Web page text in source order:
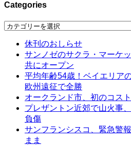
Categories
Categories
休刊のおしらせ
サンノゼのサクラ・マーケ
共にオープン
平均年齢54歳！ベイエリア
欧州遠征で全勝
オークランド市、初のコス
プレザントン近郊で山火事
負傷
サンフランシスコ、緊急警
まま